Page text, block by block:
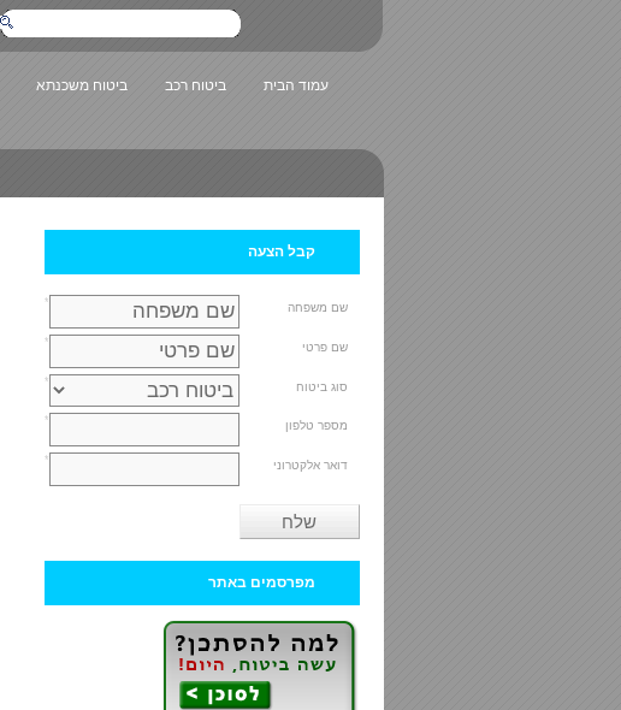
ביטוח משכנתא ביטוח רכב עמוד הבית
קבל הצעה
שם משפחה *
שם פרטי *
סוג ביטוח *
מספר טלפון *
דואר אלקטרוני *
מפרסמים באתר